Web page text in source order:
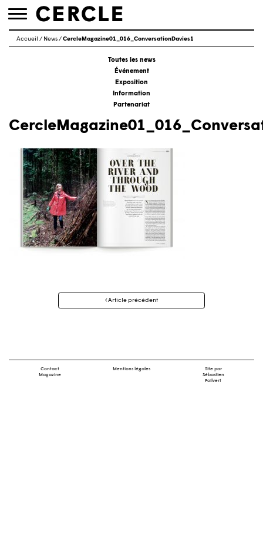
Toggle
Accueil / News/CercleMagazine01_016_ConversationDavies1
Toutes les news
Événement
Exposition
Information
Partenariat
Navigation
Article précédent
Contact
Magazine
Mentions légales
Site par
Sébastien
Poilvert